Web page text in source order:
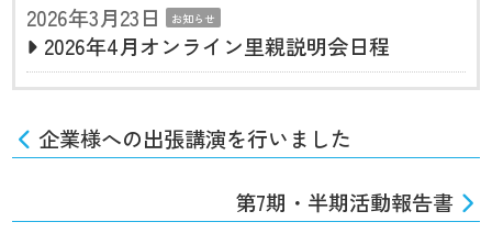
2026年3月23日
お知らせ
2026年4月オンライン里親説明会日程
企業様への出張講演を行いました
第7期・半期活動報告書